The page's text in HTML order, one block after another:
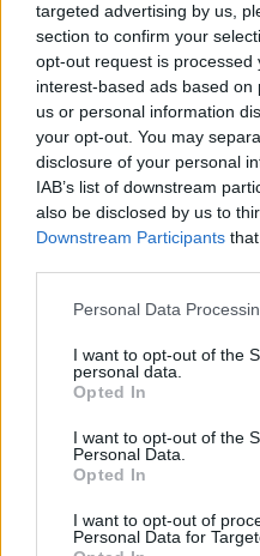
targeted advertising by us,
section to confirm your
opt-out request is processed
interest-based ads based
us or personal information
your opt-out. You may
disclosure of your personal
IAB’s list of downstream
also be disclosed by us to
Downstream Participants
Personal Data
I want to opt-out of the
personal data.
Opted In
I want to opt-out of the
Personal Data.
Opted In
I want to opt-out of
Personal Data for
E
B R I
O
Palabras extra:
O
I
R
I
B E R
O
O
B R
E
E
R
O
R E
Por favor seleccione los